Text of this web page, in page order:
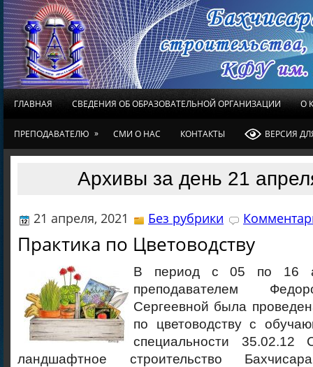
ГЛАВНАЯ СВЕДЕНИЯ ОБ ОБРАЗОВАТЕЛЬНОЙ ОРГАНИЗАЦИИ О
ПРЕПОДАВАТЕЛЮ » СМИ О НАС КОНТАКТЫ ВЕРСИЯ
Архивы за день 21
21 апреля, 2021 Без рубрики
Практика по Цветоводству
В период с 05 по 16
преподавателем
Сергеевной была
по цветоводству с
специальности 35.02.12
ландшафтное строительство